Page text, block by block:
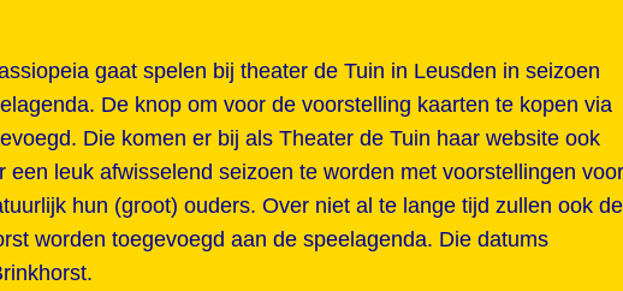
gaat spelen bij theater de Tuin in Leusden in seizoen
De knop om voor de voorstelling kaarten te kopen via
Die komen er bij als Theater de Tuin haar website ook
leuk afwisselend seizoen te worden met voorstellingen voor
hun (groot) ouders. Over niet al te lange tijd zullen ook de
worden toegevoegd aan de speelagenda. Die datums